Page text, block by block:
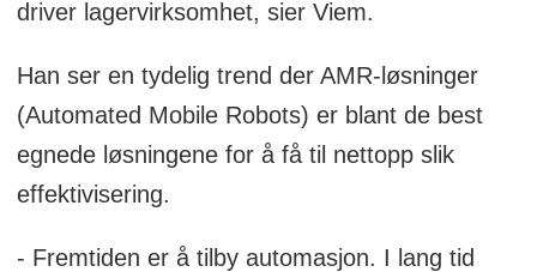
driver lagervirksomhet, sier Viem.
Han ser en tydelig trend der AMR-løsninger
(Automated Mobile Robots) er blant de best
egnede løsningene for å få til nettopp slik
effektivisering.
- Fremtiden er å tilby automasjon. I lang tid